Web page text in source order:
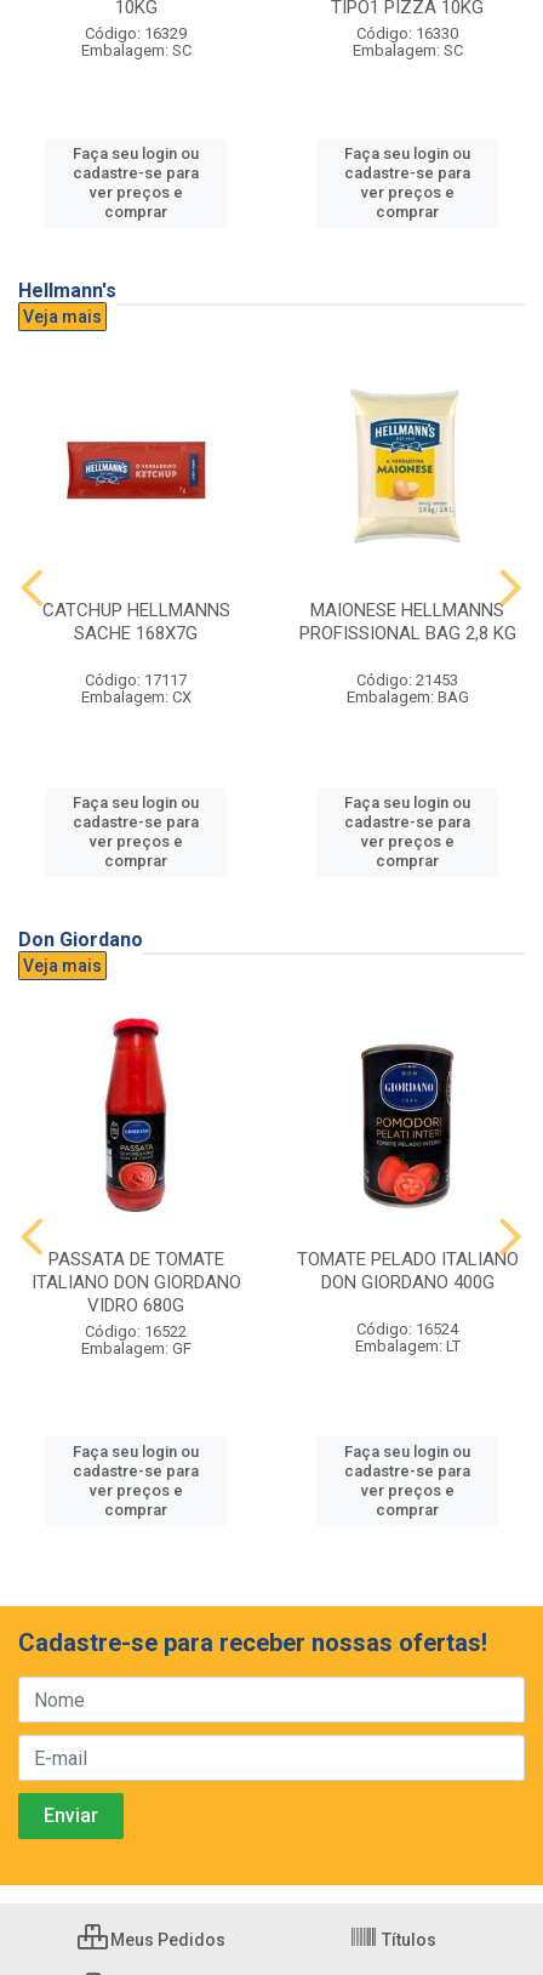
10KG
Código: 16329
Embalagem: SC
Faça seu login ou
cadastre-se para
ver preços e
comprar
TIPO1 PIZZA 10KG
Código: 16330
Embalagem: SC
Faça seu login ou
cadastre-se para
ver preços e
comprar
Hellmann's
Veja mais
CATCHUP HELLMANNS
SACHE 168X7G
Código: 17117
Embalagem: CX
Faça seu login ou
cadastre-se para
ver preços e
comprar
MAIONESE HELLMANNS
PROFISSIONAL BAG 2,8 KG
Código: 21453
Embalagem: BAG
Faça seu login ou
cadastre-se para
ver preços e
comprar
Don Giordano
Veja mais
PASSATA DE TOMATE
ITALIANO DON GIORDANO
VIDRO 680G
Código: 16522
Embalagem: GF
Faça seu login ou
cadastre-se para
ver preços e
comprar
TOMATE PELADO ITALIANO
DON GIORDANO 400G
Código: 16524
Embalagem: LT
Faça seu login ou
cadastre-se para
ver preços e
comprar
Cadastre-se para receber nossas ofertas!
Meus Pedidos Títulos